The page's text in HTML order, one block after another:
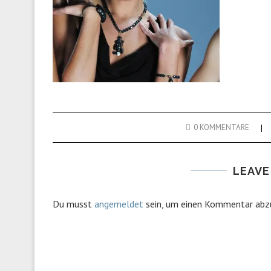
0 KOMMENTARE
Du musst angemeldet sein, um einen Kommentar